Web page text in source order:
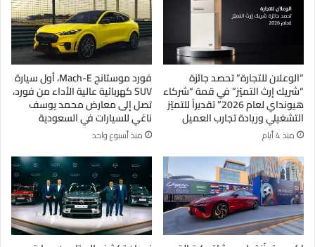
“الوعلان للتجارة” تحصد جائزة
“شريك إرث التميّز” في قمة “شركاء
هيونداي لعام 2026” تقديراً للتميّز
التشغيلي وريادة تجارب العميل
منذ 4 أيام
فورد موستانج Mach-E، أول سيارة
SUV كهربائية عالية الأداء من فورد،
تصل إلى معارض محمد يوسف
ناغي للسيارات في السعودية
منذ أسبوع واحد